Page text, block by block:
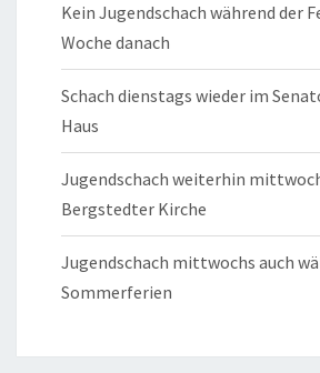
Kein Jugendschach während der
Woche danach
Schach dienstags wieder im
Haus
Jugendschach weiterhin
Bergstedter Kirche
Jugendschach mittwochs auch
Sommerferien